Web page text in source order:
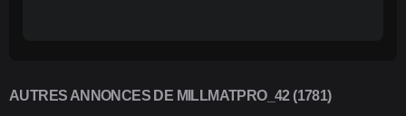
AUTRES ANNONCES DE MILLMATPRO_42 (1781)